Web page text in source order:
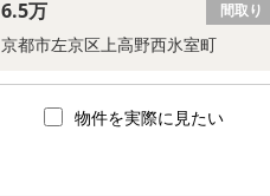
京都市左京区上高野西氷室町
6.5万 間取り
物件を実際に見たい